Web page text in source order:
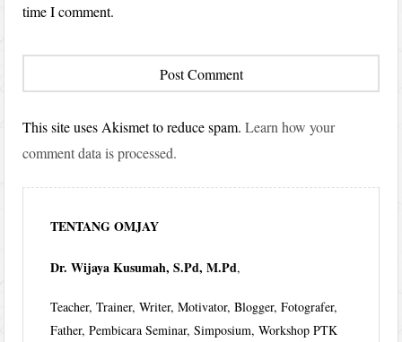
time I comment.
This site uses Akismet to reduce spam.Learn how your
comment data is processed.
TENTANG OMJAY
Dr. Wijaya Kusumah, S.Pd, M.Pd,
Teacher, Trainer, Writer, Motivator, Blogger, Fotografer,
Father, Pembicara Seminar, Simposium, Workshop PTK